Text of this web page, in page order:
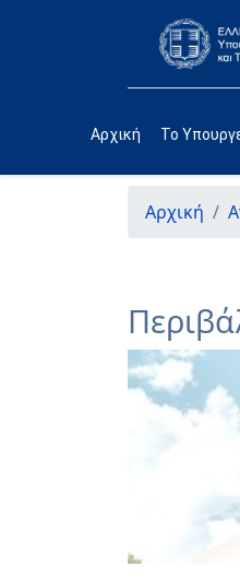
Αρχική Το
Αρχική